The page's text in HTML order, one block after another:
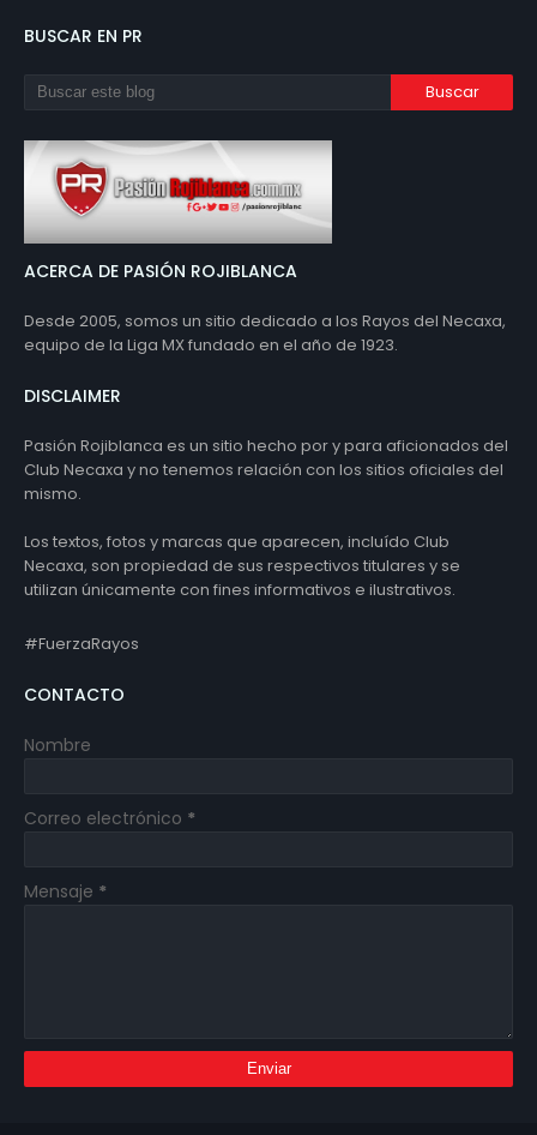
BUSCAR EN PR
ACERCA DE PASIÓN ROJIBLANCA
Desde 2005, somos un sitio dedicado a los Rayos del Necaxa,
equipo de la Liga MX fundado en el año de 1923.
DISCLAIMER
Pasión Rojiblanca es un sitio hecho por y para aficionados del
Club Necaxa y no tenemos relación con los sitios oficiales del
mismo.
Los textos, fotos y marcas que aparecen, incluído Club
Necaxa, son propiedad de sus respectivos titulares y se
utilizan únicamente con fines informativos e ilustrativos.
#FuerzaRayos
CONTACTO
Nombre
Correo electrónico *
Mensaje *